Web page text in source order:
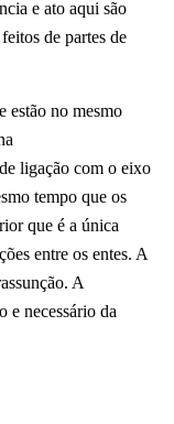
e ato aqui são
de partes de
estão no mesmo
ligação com o eixo
tempo que os
que é a única
entre os entes. A
A
e necessário da